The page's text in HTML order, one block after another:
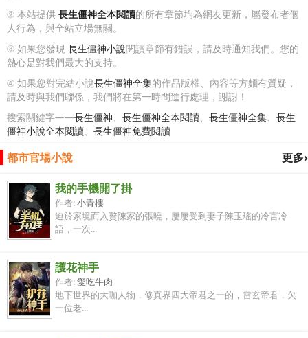
② 本站提供 長生僵神全本閱讀的所有章節均為網友更新，屬發布者個
人行為，與全站立場無關。
③ 如果您發現 長生僵神小說閱讀章節有錯誤，請及時通知我們。您的
熱心是對我們最大的支持。
④ 如果您對完結小說長生僵神全集的作品版權、內容等方麵有質疑，
請及時與我們聯係，我們將在第一時間進行處理，謝謝！
搜索關鍵字——長生僵神、 長生僵神全本閱讀、 長生僵神全集、 長生
僵神小說全本閱讀、 長生僵神免費閱讀
更多›
都市官場小說
我的手機開了掛
作者:小青樓
迫於家境而入贅陳家的張曉，屢屢受到妻子陳玉瑤的冷言冷
語，一次...
護花神手
作者:愛吃牛肉
地下世界的大咖人物，修真界四大帝君之一的，雷玄帝君，欠
一位老...